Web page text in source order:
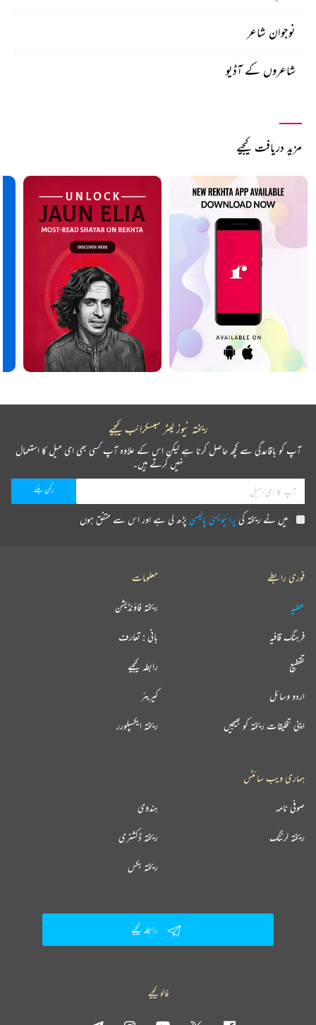
نوجوان شاعر
شاعروں کے آڈیو
مزید دریافت کیجیے
ریختہ نیوز لیٹر سبسکرائب کیجیے
آپ کو باقاعدگی سے کچھ حاصل کرنا ہے لیکن اس کے علاوہ آپ کسی بھی ای میل کا استعمال
نہیں کرتے ہیں۔
میں نے ریختہ کیپرائیویسی پالیسیپڑھ لی ہے اور اس سے متفق ہوں
فوری رابطے
عطیہ
فرہنگ قافیہ
تقطیع
اردو وسائل
اپنی تخلیقات ریختہ کو بھیجیں
معلومات
ریختہ فاؤنڈیشن
بانی : تعارف
رابطہ کیجیے
کیریئر
ریختہ ایکسپلورر
ہماری ویب سائٹس
ہندوی صوفی نامہ
ریختہ ڈکشنری ریختہ لرننگ
ریختہ بکس
رابطہ کیجیے
فالو کیجیے